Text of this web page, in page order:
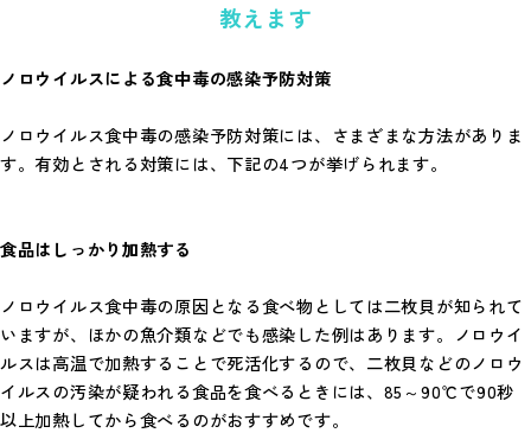
教えます
ノロウイルスによる食中毒の感染予防対策
ノロウイルス食中毒の感染予防対策には、さまざまな方法がありま
す。有効とされる対策には、下記の4つが挙げられます。
食品はしっかり加熱する
ノロウイルス食中毒の原因となる食べ物としては二枚貝が知られて
いますが、ほかの魚介類などでも感染した例はあります。ノロウイ
ルスは高温で加熱することで死活化するので、二枚貝などのノロウ
イルスの汚染が疑われる食品を食べるときには、85～90℃で90秒
以上加熱してから食べるのがおすすめです。